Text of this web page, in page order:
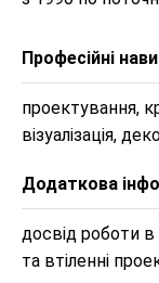
Професійні
проектування,
візуалізація,
Додаткова
досвід роботи в
та втіленні